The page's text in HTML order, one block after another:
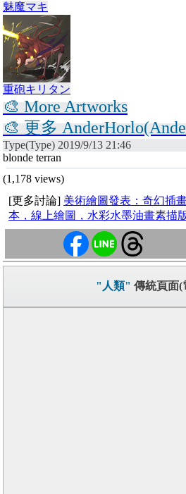
魅魔マキ
重砲キリタン
🎨 More Artworks
🎨 更多
Type(Type) 2019/9/13 21:46
blonde terran
(1,178 views)
[更多討論] 美術繪圖發表：奇幻插
本，線上繪圖，水彩水墨油畫素描
"人類" 傳統頁面(